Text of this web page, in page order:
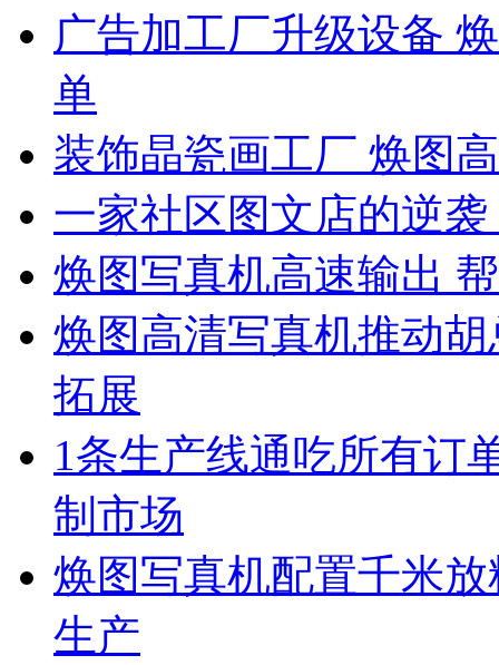
广告加工厂升级设备
单
装饰晶瓷画工厂 焕图
一家社区图文店的逆
焕图写真机高速输出
焕图高清写真机推动
拓展
1条生产线通吃所有订
制市场
焕图写真机配置千米
生产